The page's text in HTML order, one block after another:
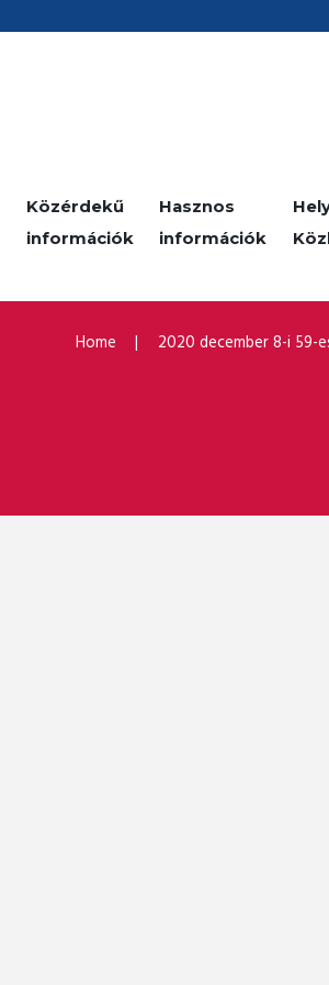
Közérdekű
információk
Hasznos
információk
Home 2020 december 8-i 59-